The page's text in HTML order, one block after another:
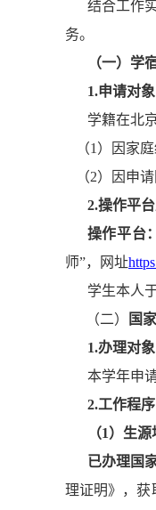
结合工作
务。
（一）学
1.申请对象
学籍在北
（1）因家
（2）因申
2.操作平
操作平台：
师”，网址
学生本人
（二）
国
1.办理对象
本学年申
2.工作程序
（1）生
已办理国
理证明》，获